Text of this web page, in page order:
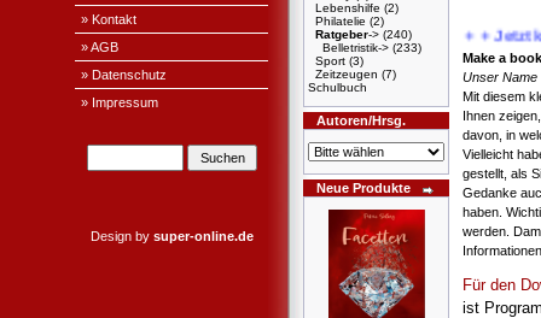
» Kontakt
» AGB
» Datenschutz
» Impressum
Design by super-online.de
Lebenshilfe (2)
Philatelie (2)
Ratgeber-> (240)
Belletristik-> (233)
Sport (3)
Zeitzeugen (7)
Schulbuch
Autoren/Hrsg.
Neue Produkte
+ + + Jetzt
Make a book
Unser Name
Mit diesem
Ihnen
davon, in
Vielleicht
gestellt, als
Gedanke
haben.
werden.
Für den
ist